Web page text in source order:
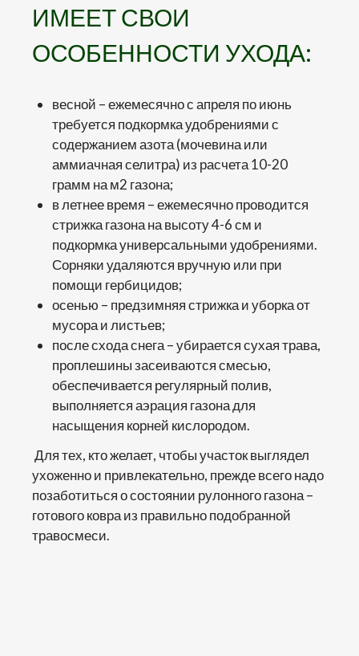
ИМЕЕТ СВОИ
ОСОБЕННОСТИ УХОДА:
весной – ежемесячно с апреля по июнь
требуется подкормка удобрениями с
содержанием азота (мочевина или
аммиачная селитра) из расчета 10-20
грамм на м2 газона;
в летнее время – ежемесячно проводится
стрижка газона на высоту 4-6 см и
подкормка универсальными удобрениями.
Сорняки удаляются вручную или при
помощи гербицидов;
осенью – предзимняя стрижка и уборка от
мусора и листьев;
после схода снега – убирается сухая трава,
проплешины засеиваются смесью,
обеспечивается регулярный полив,
выполняется аэрация газона для
насыщения корней кислородом.
Для тех, кто желает, чтобы участок выглядел
ухоженно и привлекательно, прежде всего надо
позаботиться о состоянии рулонного газона –
готового ковра из правильно подобранной
травосмеси.